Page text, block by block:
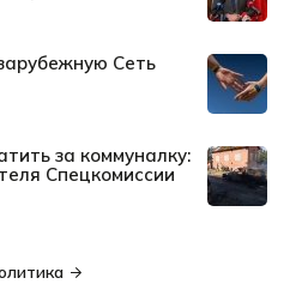
Сеть
за коммуналку:
Спецкомиссии